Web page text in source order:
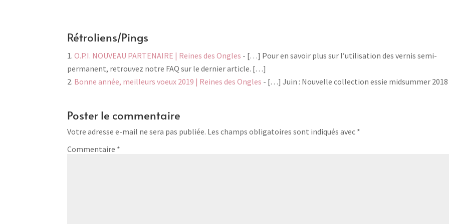
Rétroliens/Pings
O.P.I. NOUVEAU PARTENAIRE | Reines des Ongles - […] Pour en savoir plus sur l’utilisation des vernis semi-
permanent, retrouvez notre FAQ sur le dernier article. […]
Bonne année, meilleurs voeux 2019 | Reines des Ongles - […] Juin : Nouvelle collection essie midsummer
Poster le commentaire
Votre adresse e-mail ne sera pas publiée. Les champs obligatoires sont indiqués avec *
Commentaire *